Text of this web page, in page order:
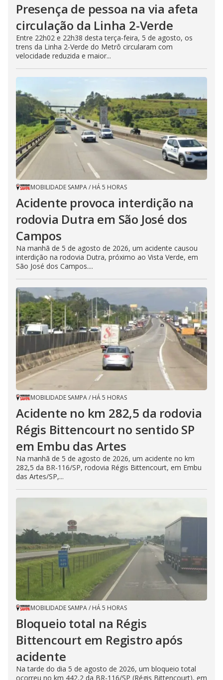
Presença de pessoa na via afeta
circulação da Linha 2-Verde
Entre 22h02 e 22h38 desta terça-feira, 5 de agosto, os
trens da Linha 2-Verde do Metrô circularam com
velocidade reduzida e maior...
MOBILIDADE SAMPA/ HÁ 5 HORAS
Acidente provoca interdição na
rodovia Dutra em São José dos
Campos
Na manhã de 5 de agosto de 2026, um acidente causou
interdição na rodovia Dutra, próximo ao Vista Verde, em
São José dos Campos....
MOBILIDADE SAMPA/ HÁ 5 HORAS
Acidente no km 282,5 da rodovia
Régis Bittencourt no sentido SP
em Embu das Artes
Na manhã de 5 de agosto de 2026, um acidente no km
282,5 da BR-116/SP, rodovia Régis Bittencourt, em Embu
das Artes/SP,...
MOBILIDADE SAMPA/ HÁ 5 HORAS
Bloqueio total na Régis
Bittencourt em Registro após
acidente
Na tarde do dia 5 de agosto de 2026, um bloqueio total
ocorreu no km 442,2 da BR-116/SP (Régis Bittencourt), em